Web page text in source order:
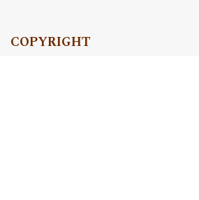
COPYRIGHT